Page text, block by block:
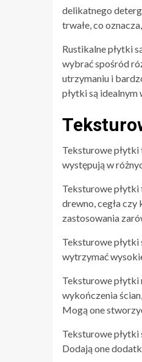
delikatnego
trwałe, co
Rustikalne płytki
wybrać spośród
utrzymaniu i
płytki są idealnym
Teksturowe
występują w
Teksturowe płytki
drewno, cegła czy
zastosowania
Teksturowe płytki
wytrzymać
Teksturowe płytki
wykończenia
Mogą one
Teksturowe płytki
Dodają one